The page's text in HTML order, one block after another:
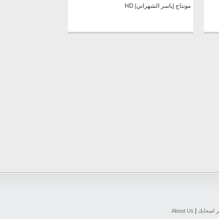
مونتاج |ياسر الشهراني| HD
اصحابك About Us